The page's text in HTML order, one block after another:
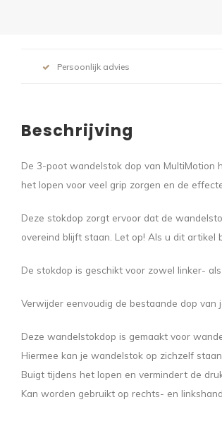
Persoonlijk advies
Beschrijving
De 3-poot wandelstok dop van MultiMotion
het lopen voor veel grip zorgen en de
Deze stokdop zorgt ervoor dat de
overeind blijft staan. Let op! Als u dit artikel
De stokdop is geschikt voor zowel linker-
Verwijder eenvoudig de bestaande dop
Deze wandelstokdop is gemaakt voor
Hiermee kan je wandelstok op zichzelf
Buigt tijdens het lopen en vermindert de
Kan worden gebruikt op rechts- en